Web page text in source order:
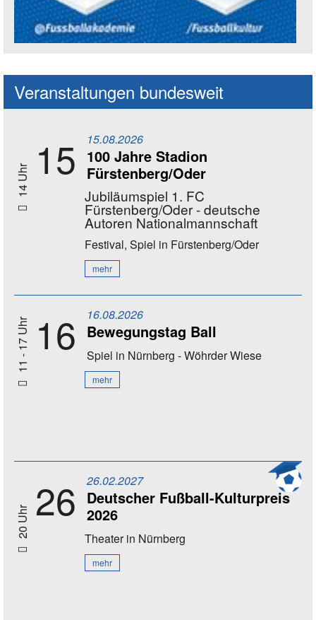
Veranstaltungen bundesweit
14 Uhr 15 15.08.2026
100 Jahre Stadion
Fürstenberg/Oder
Jubiläumspiel 1. FC
Fürstenberg/Oder - deutsche
Autoren Nationalmannschaft
Festival, Spiel in Fürstenberg/Oder
mehr
11 - 17 Uhr 16 16.08.2026
Bewegungstag Ball
Spiel in Nürnberg - Wöhrder Wiese
mehr
20 Uhr 26 26.02.2027
Deutscher Fußball-Kulturpreis
2026
Theaterin Nürnberg
mehr